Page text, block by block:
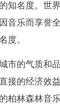
名度。世界
音乐而享誉
度。
的气质和
接的经济效
柏林森林音